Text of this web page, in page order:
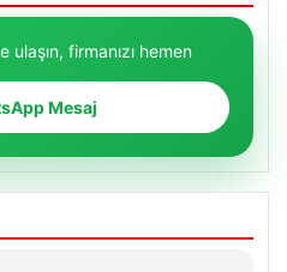
firmanızı hemen
Mesaj